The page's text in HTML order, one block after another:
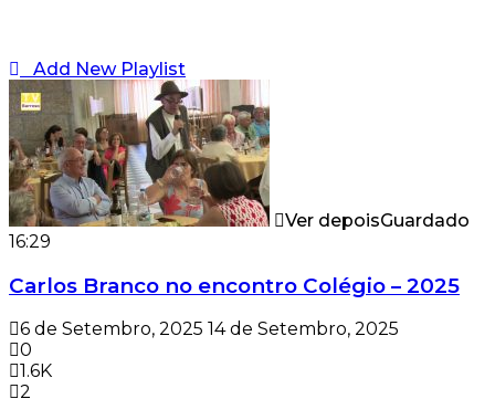
Add New Playlist
Ver depoisGuardado
16:29
Carlos Branco no encontro Colégio – 2025
6 de Setembro, 2025 14 de Setembro, 2025
0
1.6K
2